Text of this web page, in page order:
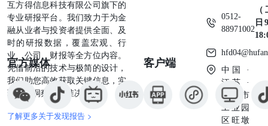
互方得信息科技有限公司旗下的
专业研报平台。我们致力于为金
融从业者与投资者提供全面、及
时的研报数据，覆盖宏观、行
业、公司、财报等全方位内容。
凭借前沿的技术与极简的设计，
我们助您高效获取关键信息，实
现深度洞察与精准决策。
了解更多关于发现报告 >
官方媒体 客户端
0512-
88971002
日
中国 ·
江苏 ·
苏州市
工业园
区旺墩